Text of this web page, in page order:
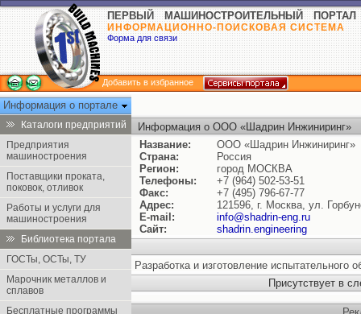
ПЕРВЫЙ МАШИНОСТРОИТЕЛЬНЫЙ ПОРТАЛ
ИНФОРМАЦИОННО-ПОИСКОВАЯ СИСТЕМА
Форма для связи
Добавить в избранное
Информация о портале
Каталоги предприятий
Предприятия
машиностроения
Поставщики проката,
поковок, отливок
Работы и услуги для
машиностроения
Библиотека портала
ГОСТы, ОСТы, ТУ
Марочник металлов и
сплавов
Бесплатные программы
Информация о ООО «Шадрин Инжиниринг»
Название:
ООО «Шадрин Инжиниринг»
Страна:
Россия
Регион:
город МОСКВА
Телефоны:
+7 (964) 502-53-51
Факс:
+7 (495) 796-67-77
Адрес:
121596, г. Москва, ул.
E-mail:
info@shadrin-eng.ru
Сайт:
shadrin.engineering
Разработка и изготовление
Присутствует в